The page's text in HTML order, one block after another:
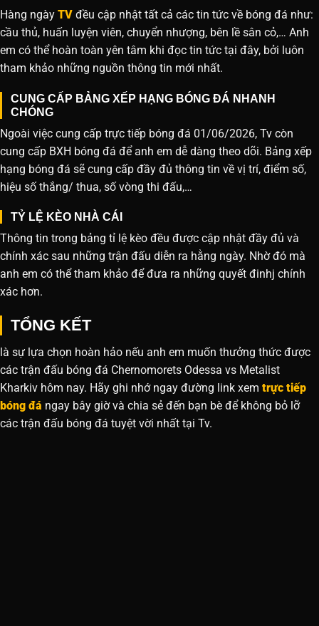
Hàng ngày TV đều cập nhật tất cả các tin tức về bóng đá như:
cầu thủ, huấn luyện viên, chuyển nhượng, bên lề sân cỏ,… Anh
em có thể hoàn toàn yên tâm khi đọc tin tức tại đây, bởi luôn
tham khảo những nguồn thông tin mới nhất.
CUNG CẤP BẢNG XẾP HẠNG BÓNG ĐÁ NHANH
CHÓNG
Ngoài việc cung cấp trực tiếp bóng đá 01/06/2026, Tv còn
cung cấp BXH bóng đá để anh em dễ dàng theo dõi. Bảng xếp
hạng bóng đá sẽ cung cấp đầy đủ thông tin về vị trí, điểm số,
hiệu số thắng/ thua, số vòng thi đấu,…
TỶ LỆ KÈO NHÀ CÁI
Thông tin trong bảng tỉ lệ kèo đều được cập nhật đầy đủ và
chính xác sau những trận đấu diễn ra hằng ngày. Nhờ đó mà
anh em có thể tham khảo để đưa ra những quyết đinhj chính
xác hơn.
TỔNG KẾT
là sự lựa chọn hoàn hảo nếu anh em muốn thưởng thức được
các trận đấu bóng đá Chernomorets Odessa vs Metalist
Kharkiv hôm nay. Hãy ghi nhớ ngay đường link xem trực tiếp
bóng đá ngay bây giờ và chia sẻ đến bạn bè để không bỏ lỡ
các trận đấu bóng đá tuyệt vời nhất tại Tv.